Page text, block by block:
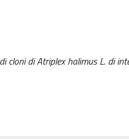
cloni di Atriplex halimus L. di